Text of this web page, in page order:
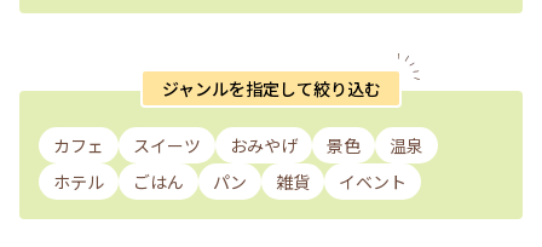
ジャンルを指定して絞り込む
カフェ スイーツ おみやげ 景色
温泉
ホテル
ごはん パン 雑貨 イベント